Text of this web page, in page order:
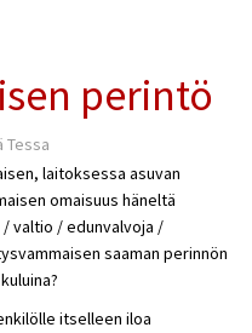
perintö
Tessa
laitoksessa asuvan
omaisuus häneltä
valtio / edunvalvoja /
saaman perinnön
itselleen iloa